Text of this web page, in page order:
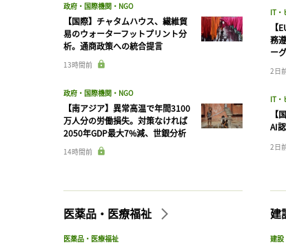
政府・国際機関・NGO
【国際】チャタムハウス、繊維貿
易のウォーターフットプリント分
析。通商政策への統合提言
13時間前
政府・国際機関・NGO
【南アジア】異常高温で年間3100
万人分の労働損失。対策なければ
2050年GDP最大7%減、世銀分析
14時間前
IT・
【
務
ー
2日
IT・
【
AI
2日
医薬品・医療福祉
医薬品・医療福祉
建
建設